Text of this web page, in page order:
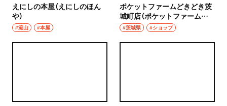
えにしの本屋（えにしのほん
や）
#流山 #本屋
ポケットファームどきどき茨
城町店（ポケットファームど
きどきいばらきまちてん）
#茨城県 #ショップ